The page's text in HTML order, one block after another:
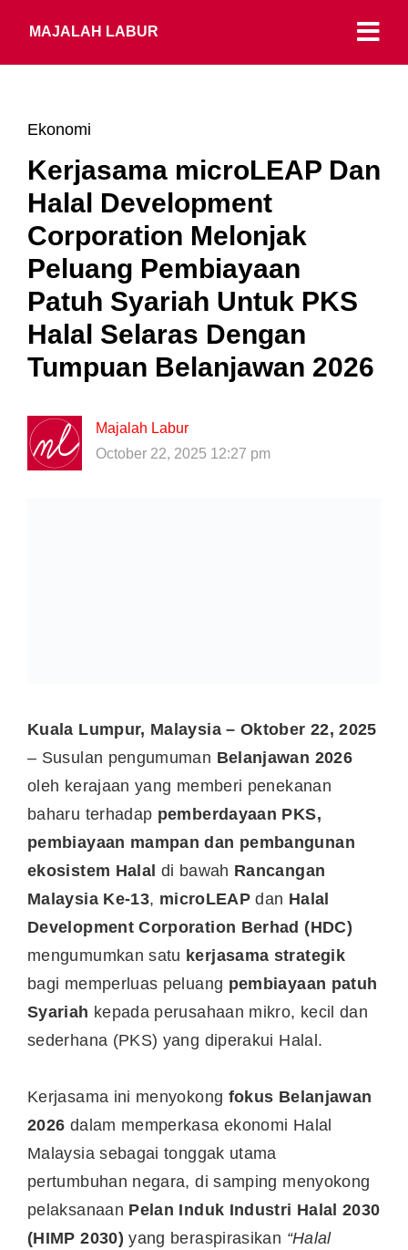
MAJALAH LABUR
Ekonomi
Kerjasama microLEAP Dan
Halal Development
Corporation Melonjak
Peluang Pembiayaan
Patuh Syariah Untuk PKS
Halal Selaras Dengan
Tumpuan Belanjawan 2026
Majalah Labur
October 22, 2025 12:27 pm
Kuala Lumpur, Malaysia – Oktober 22, 2025
– Susulan pengumuman Belanjawan 2026
oleh kerajaan yang memberi penekanan
baharu terhadap pemberdayaan PKS,
pembiayaan mampan dan pembangunan
ekosistem Halal di bawah Rancangan
Malaysia Ke-13, microLEAP dan Halal
Development Corporation Berhad (HDC)
mengumumkan satu kerjasama strategik
bagi memperluas peluang pembiayaan patuh
Syariah kepada perusahaan mikro, kecil dan
sederhana (PKS) yang diperakui Halal.
Kerjasama ini menyokong fokus Belanjawan
2026 dalam memperkasa ekonomi Halal
Malaysia sebagai tonggak utama
pertumbuhan negara, di samping menyokong
pelaksanaan Pelan Induk Industri Halal 2030
(HIMP 2030) yang beraspirasikan “Halal